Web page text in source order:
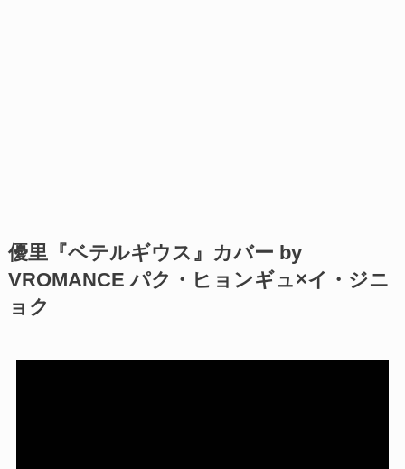
優里『ベテルギウス』カバー by
VROMANCE パク・ヒョンギュ×イ・ジニ
ョク